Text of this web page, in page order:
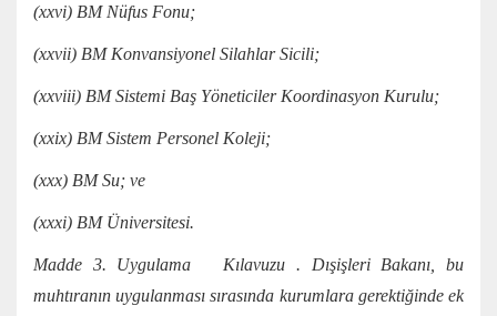
(xxvi) BM Nüfus Fonu;
(xxvii) BM Konvansiyonel Silahlar Sicili;
(xxviii) BM Sistemi Baş Yöneticiler Koordinasyon Kurulu;
(xxix) BM Sistem Personel Koleji;
(xxx) BM Su; ve
(xxxi) BM Üniversitesi.
Madde 3. Uygulama Kılavuzu . Dışişleri Bakanı, bu
muhtıranın uygulanması sırasında kurumlara gerektiğinde ek